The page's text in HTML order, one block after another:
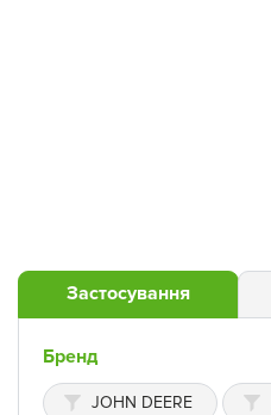
Застосування
Бренд
JOHN DEERE